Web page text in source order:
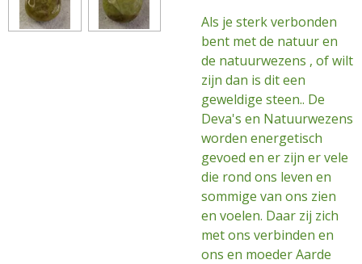
Als je sterk verbonden
bent met de natuur en
de natuurwezens , of wilt
zijn dan is dit een
geweldige steen.. De
Deva's en Natuurwezens
worden energetisch
gevoed en er zijn er vele
die rond ons leven en
sommige van ons zien
en voelen. Daar zij zich
met ons verbinden en
ons en moeder Aarde